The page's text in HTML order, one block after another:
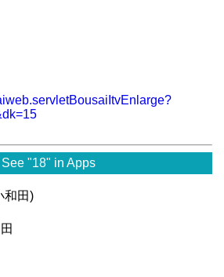
See "18" in Apps
和田)